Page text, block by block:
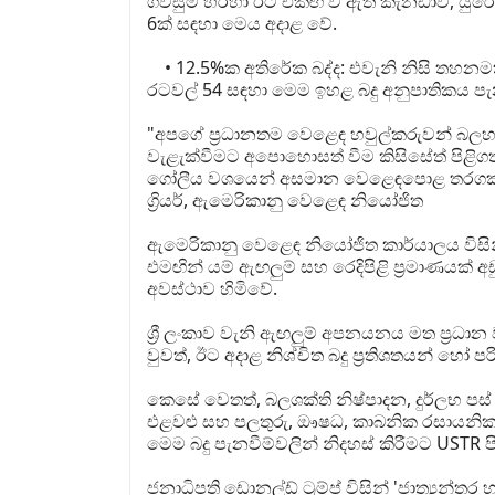
6ක් සඳහා මෙය අදාළ වේ.
• 12.5%ක අතිරේක බද්ද: එවැනි නිසි
රටවල් 54 සඳහා මෙම ඉහළ බදු අනුපාතිකය
"අපගේ ප්‍රධානතම වෙළෙඳ හවුල්කරුවන්
වැළැක්වීමට අපොහොසත් වීම කිසිසේත්
ගෝලීය වශයෙන් අසමාන වෙළෙඳපොළ
ග්‍රියර්, ඇමෙරිකානු වෙළෙඳ නියෝජිත
ඇමෙරිකානු වෙළෙඳ නියෝජිත කාර්යාලය
එමඟින් යම් ඇඟලුම් සහ රෙදිපිළි ප්‍රමාණයක්
අවස්ථාව හිමිවේ.
ශ්‍රී ලංකාව වැනි ඇඟලුම් අපනයනය මත
වුවත්, ඊට අදාළ නිශ්චිත බදු ප්‍රතිශතයන් හෝ
කෙසේ වෙතත්, බලශක්ති නිෂ්පාදන, දුර්ලභ
එළවළු සහ පලතුරු, ඖෂධ, කාබනික
මෙම බදු පැනවීම්වලින් නිදහස් කිරීමට USTR
ජනාධිපති ඩොනල්ඩ් ට්‍රම්ප් විසින් 'ජාත්‍යන්තර